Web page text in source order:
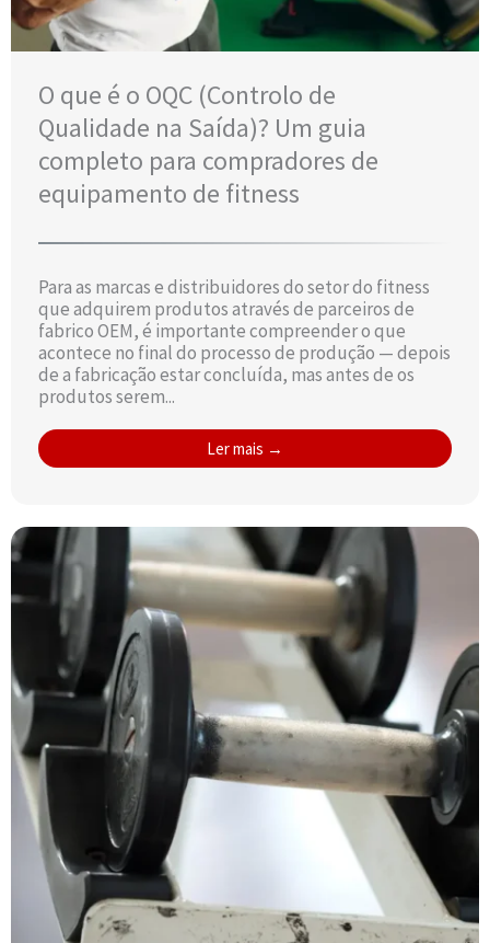
O que é o OQC (Controlo de
Qualidade na Saída)? Um guia
completo para compradores de
equipamento de fitness
Para as marcas e distribuidores do setor do fitness
que adquirem produtos através de parceiros de
fabrico OEM, é importante compreender o que
acontece no final do processo de produção — depois
de a fabricação estar concluída, mas antes de os
produtos serem...
Ler mais →